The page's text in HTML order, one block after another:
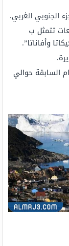
الجنوبي الغربي.
تتمثل ب
وأفاناتا”.
السابقة حوالي